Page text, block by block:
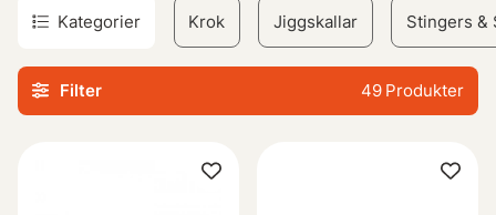
Kategorier Krok Jiggskallar Stingers &
Filter 49 Produkter